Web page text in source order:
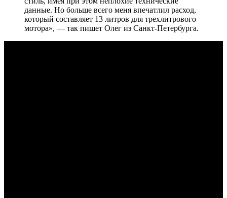
данные. Но больше всего меня впечатлил расход,
который составляет 13 литров для трехлитрового
мотора», — так пишет Олег из Санкт-Петербурга.